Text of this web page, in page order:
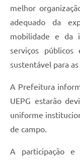
melhor
adequado da
mobilidade e da
serviços
sustentável para
A Prefeitura
UEPG estarão
uniforme
de campo.
A participação e